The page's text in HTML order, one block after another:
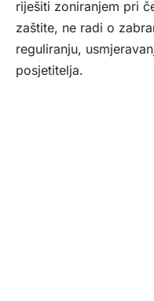
riješiti zoniranjem pri
zaštite, ne radi o
reguliranju,
posjetitelja.